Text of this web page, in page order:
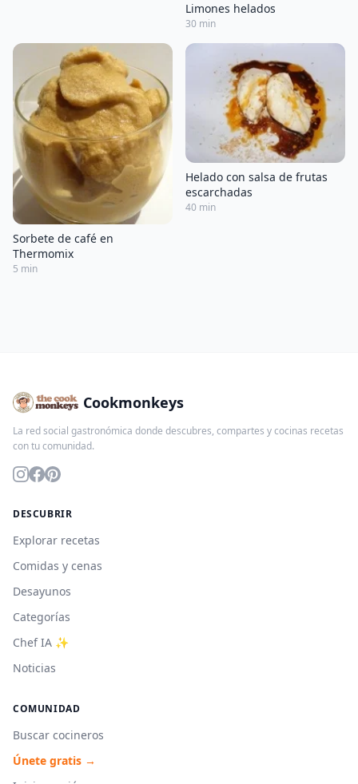
Limones helados
30 min
Sorbete de café en
Thermomix
5 min
Helado con salsa de frutas
escarchadas
40 min
Cookmonkeys
La red social gastronómica donde descubres, compartes y cocinas recetas
con tu comunidad.
DESCUBRIR
Explorar recetas
Comidas y cenas
Desayunos
Categorías
Chef IA ✨
Noticias
COMUNIDAD
Buscar cocineros
Únete gratis →